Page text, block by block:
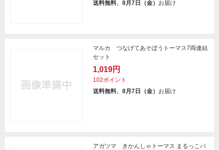
送料無料、8月7日（金） お届け
マルカ つなげてあそぼうトーマス7両連結
セット
1,019円
102ポイント
送料無料、8月7日（金） お届け
アガツマ きかんしゃトーマス まるっこパ